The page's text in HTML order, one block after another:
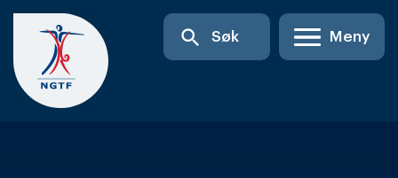
Skip
content
search Søk Meny